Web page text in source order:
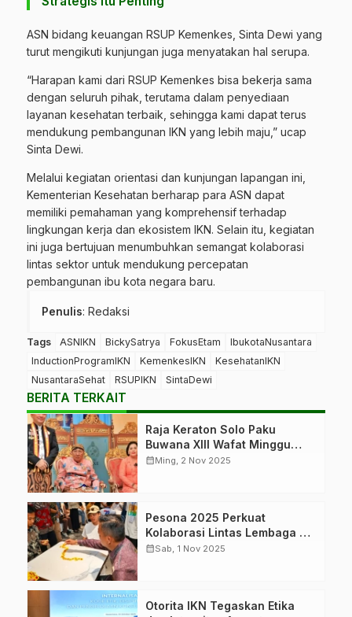
ASN bidang keuangan RSUP Kemenkes, Sinta Dewi yang
turut mengikuti kunjungan juga menyatakan hal serupa.
“Harapan kami dari RSUP Kemenkes bisa bekerja sama
dengan seluruh pihak, terutama dalam penyediaan
layanan kesehatan terbaik, sehingga kami dapat terus
mendukung pembangunan IKN yang lebih maju,” ucap
Sinta Dewi.
Melalui kegiatan orientasi dan kunjungan lapangan ini,
Kementerian Kesehatan berharap para ASN dapat
memiliki pemahaman yang komprehensif terhadap
lingkungan kerja dan ekosistem IKN. Selain itu, kegiatan
ini juga bertujuan menumbuhkan semangat kolaborasi
lintas sektor untuk mendukung percepatan
pembangunan ibu kota negara baru.
Penulis: Redaksi
Tags ASNIKN BickySatrya FokusEtam
IbukotaNusantara
InductionProgramIKN
KemenkesIKN
KesehatanIKN
NusantaraSehat
RSUPIKN SintaDewi
BERITA TERKAIT
Raja Keraton Solo Paku
Buwana XIII Wafat Minggu
Pagi
calendar_monthMing, 2 Nov 2025
Pesona 2025 Perkuat
Kolaborasi Lintas Lembaga di
IKN
calendar_monthSab, 1 Nov 2025
Otorita IKN Tegaskan Etika